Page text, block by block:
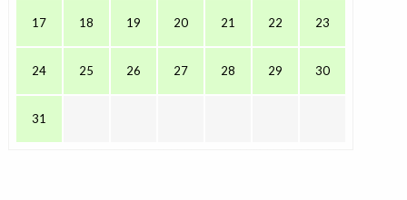
17 18 19 20 21 22 23
24 25 26 27 28 29 30
31